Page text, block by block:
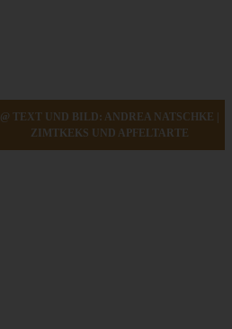
@ TEXT UND BILD: ANDREA NATSCHKE |
ZIMTKEKS UND APFELTARTE